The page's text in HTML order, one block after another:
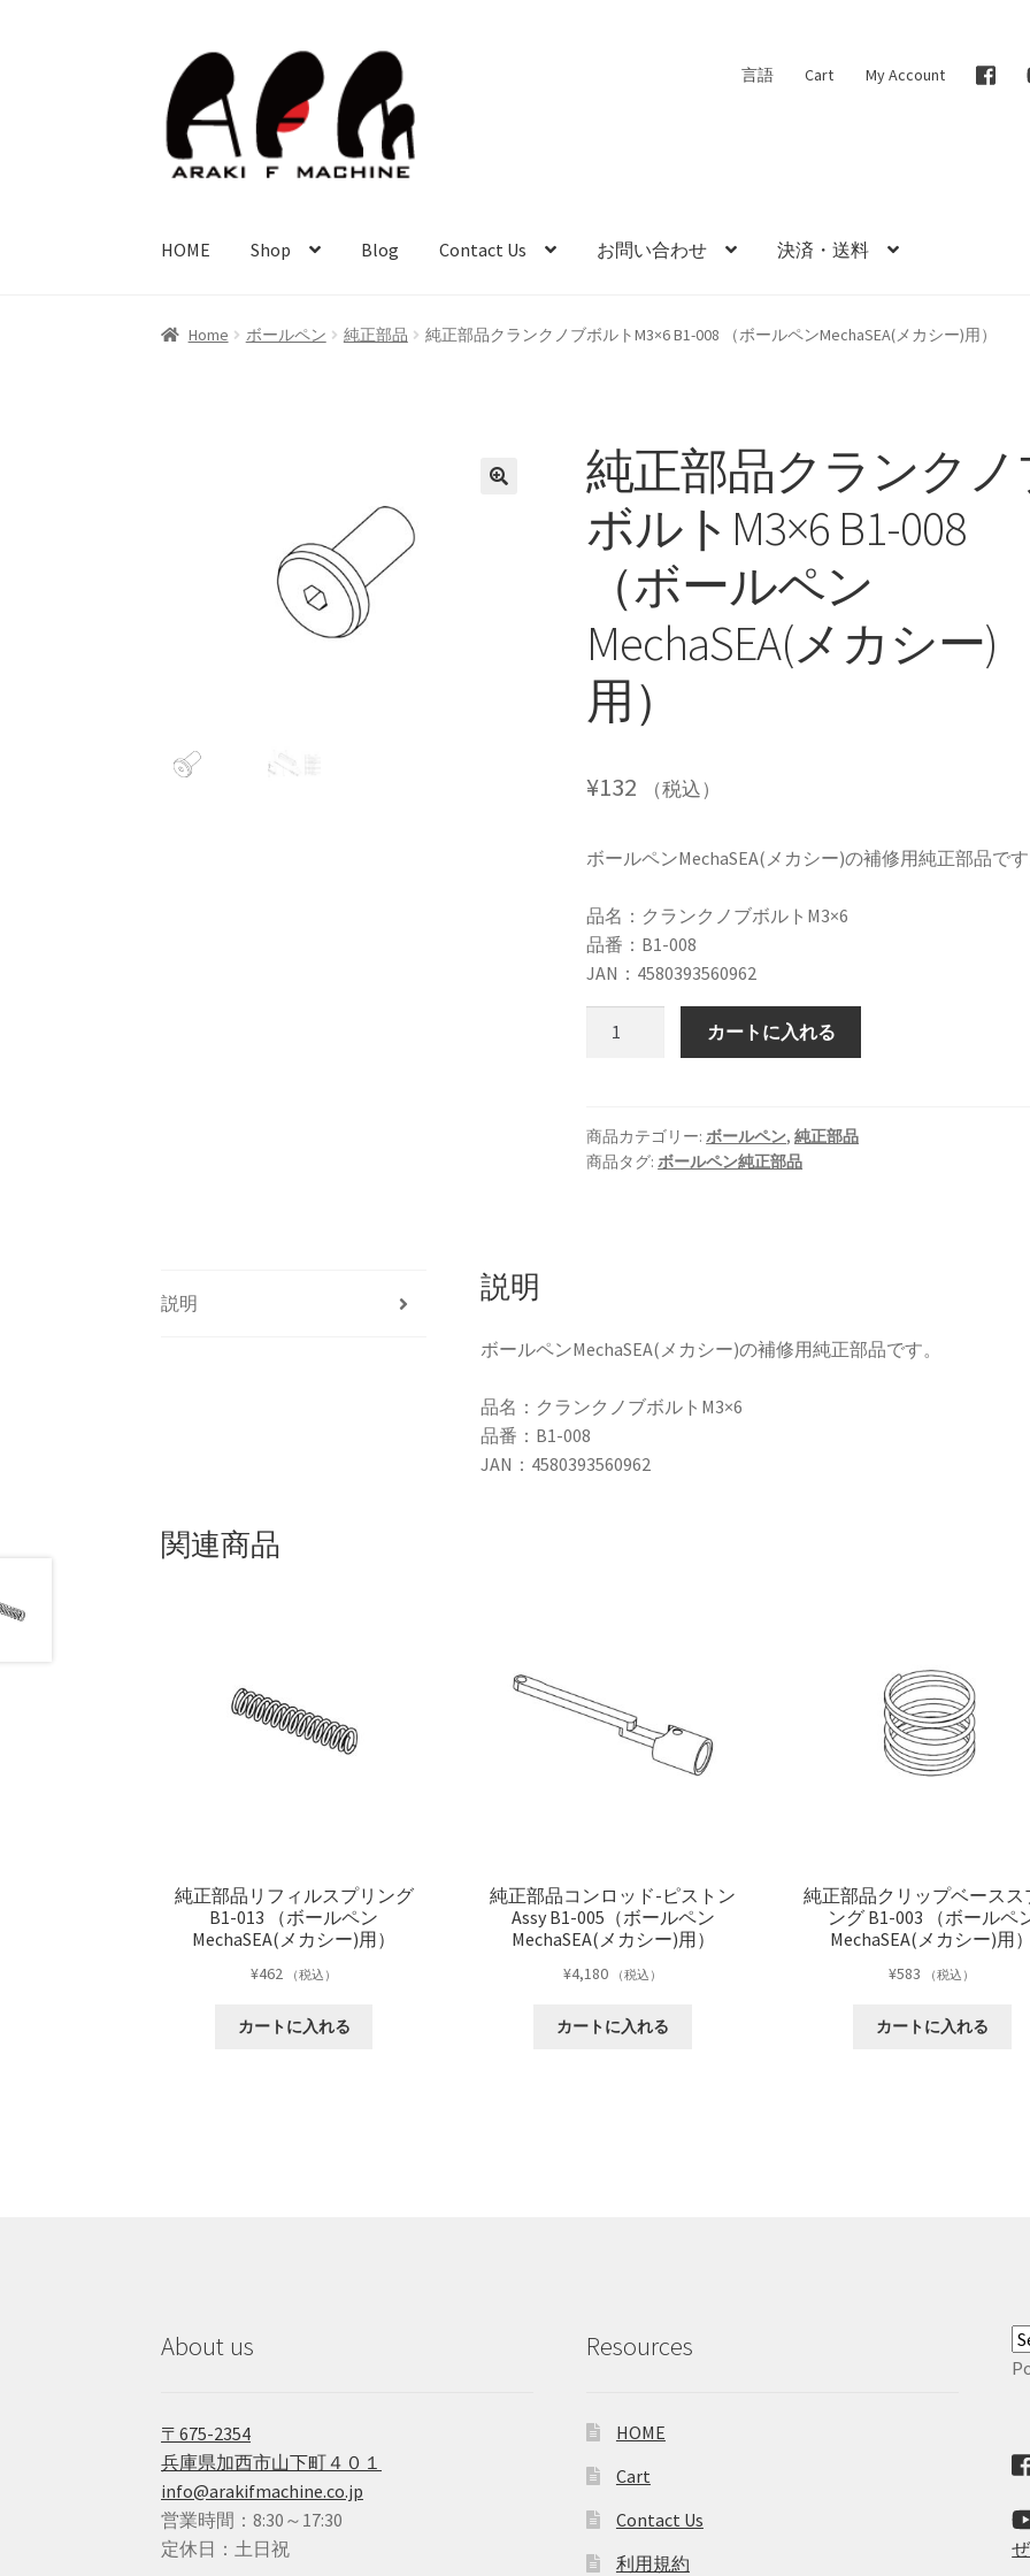
ビ
ゲ
ー
シ
へ
ッ
ン
テ
ン
ツ
キ
言語 Cart My Account
HOME Shop Blog Contact Us お問い合わせ 決済・送料
Home ボールペン 純正部品 純正部品クランクノブボルトM3×6 B1-008 （ボールペンMechaSEA(メカシー)用）
純正部品クランクノ
ボルトM3×6 B1-008
（ボールペン
MechaSEA(メカシー)
用）
¥132 （税込）
ボールペンMechaSEA(メカシー)の補修用純正部品です
品名：クランクノブボルトM3×6
品番：B1-008
JAN：4580393560962
ク
ラ
ト
B1-
008
（ボ
ー)
用）
カートに入れる
商品カテゴリー: ボールペン,純正部品
商品タグ: ボールペン純正部品
説明 説明
ボールペンMechaSEA(メカシー)の補修用純正部品です。
品名：クランクノブボルトM3×6
品番：B1-008
JAN：4580393560962
関連商品
純正部品リフィルスプリング
B1-013 （ボールペン
MechaSEA(メカシー)用）
¥462 （税込）
カートに入れる
純正部品コンロッド-ピストン
Assy B1-005（ボールペン
MechaSEA(メカシー)用）
¥4,180 （税込）
カートに入れる
純正部品クリップベースス
ング B1-003 （ボールペ
MechaSEA(メカシー)用）
¥583 （税込）
カートに入れる
About us
〒675-2354
兵庫県加西市山下町４０１
info@arakifmachine.co.jp
営業時間：8:30～17:30
定休日：土日祝
Resources
HOME
Cart
Contact Us
利用規約